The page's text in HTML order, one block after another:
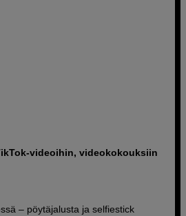
videoihin, videokokouksiin
– pöytäjalusta ja selfiestick